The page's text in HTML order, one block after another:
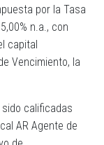
por la Tasa
n.a., con
capital
Vencimiento, la
calificadas
AR Agente de